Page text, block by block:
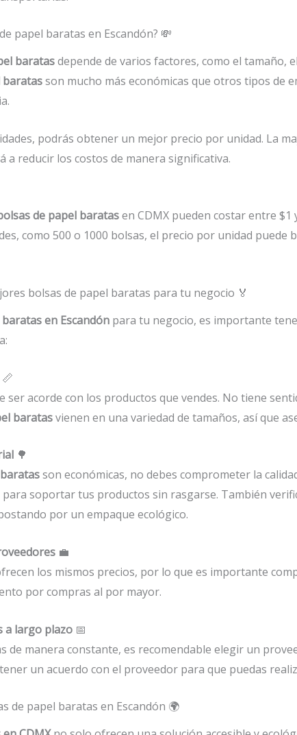
papel baratas en Escandón? 💸
baratasdepende de varios factores, como el tamaño,
baratasson mucho más económicas que otros tipos de
podrás obtener un mejor precio por unidad. La
a reducir los costos de manera significativa.
de papel baratasen CDMX pueden costar entre
como 500 o 1000 bolsas, el precio por unidad puede
bolsas de papel baratas para tu negocio 🏅
en Escandón para tu negocio, es importante
📏
ser acorde con los productos que vendes. No tiene
baratasvienen en una variedad de tamaños, así que
🌳
son económicas, no debes comprometer la
soportar tus productos sin rasgarse. También
por un empaque ecológico.
💼
los mismos precios, por lo que es importante
por compras al por mayor.
a largo plazo 📅
de manera constante, es recomendable elegir un
un acuerdo con el proveedor para que puedas
de papel baratas en Escandón 🌍